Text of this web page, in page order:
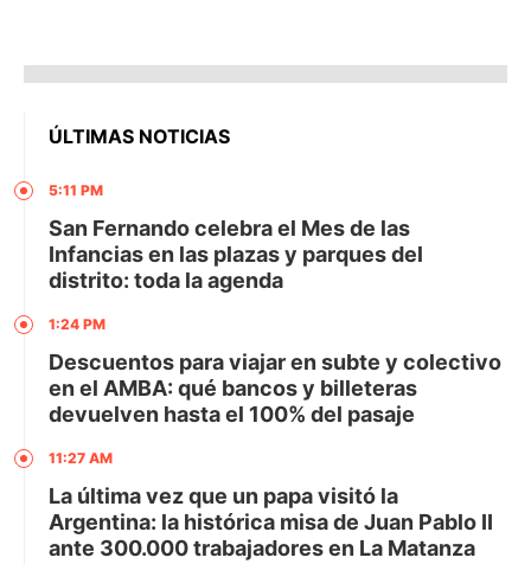
ÚLTIMAS NOTICIAS
5:11 PM
San Fernando celebra el Mes de las
Infancias en las plazas y parques del
distrito: toda la agenda
1:24 PM
Descuentos para viajar en subte y colectivo
en el AMBA: qué bancos y billeteras
devuelven hasta el 100% del pasaje
11:27 AM
La última vez que un papa visitó la
Argentina: la histórica misa de Juan Pablo II
ante 300.000 trabajadores en La Matanza